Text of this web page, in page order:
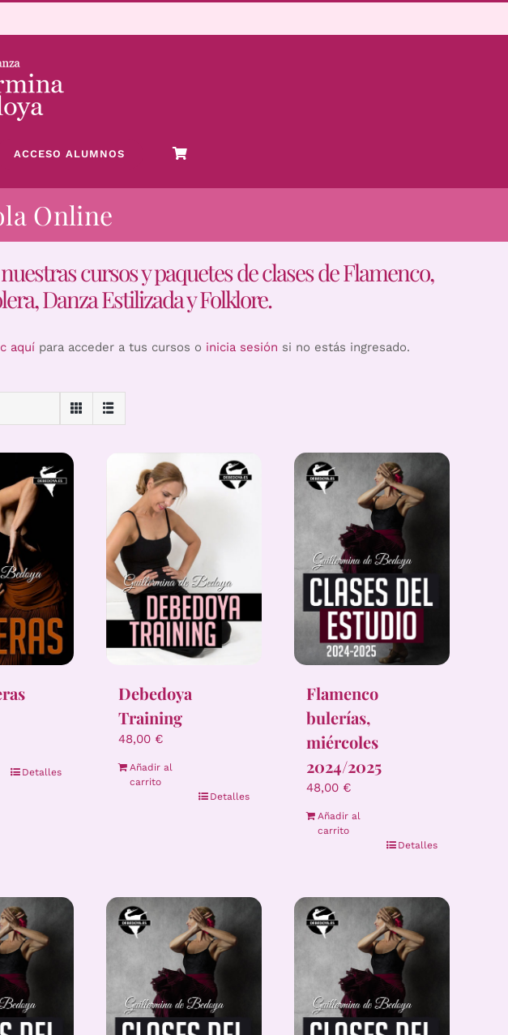
ACCESO ALUMNOS
Online
cursos y paquetes de clases de Flamenco,
Danza Estilizada y Folklore.
aquí para acceder a tus cursos o inicia sesión si no estás ingresado.
Detalles
Debedoya
Training
48,00 €
Añadir al
carrito
Detalles
Flamenco
bulerías,
miércoles
2024/2025
48,00 €
Añadir al
carrito
Detalles